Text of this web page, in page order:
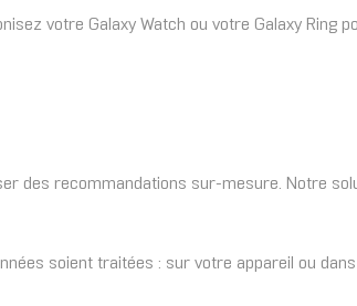
votre Galaxy Watch ou votre Galaxy Ring
des recommandations sur-mesure. Notre
soient traitées : sur votre appareil ou dans